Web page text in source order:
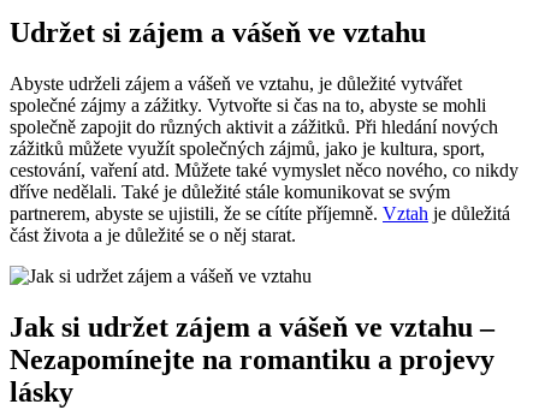
Udržet si zájem a vášeň ve vztahu
Abyste udrželi zájem a vášeň ve vztahu, je důležité vytvářet
společné zájmy a zážitky. Vytvořte si čas na to, abyste se mohli
společně zapojit do různých aktivit a zážitků. Při hledání nových
zážitků můžete využít společných zájmů, jako je kultura, sport,
cestování, vaření atd. Můžete také vymyslet něco nového, ​​co nikdy
dříve nedělali. Také je důležité stále komunikovat se svým
partnerem, abyste se ujistili, že se cítíte příjemně. Vztah je důležitá
část života a je důležité se o něj starat.
Jak si udržet zájem a vášeň ve vztahu –
Nezapomínejte na romantiku a projevy
lásky